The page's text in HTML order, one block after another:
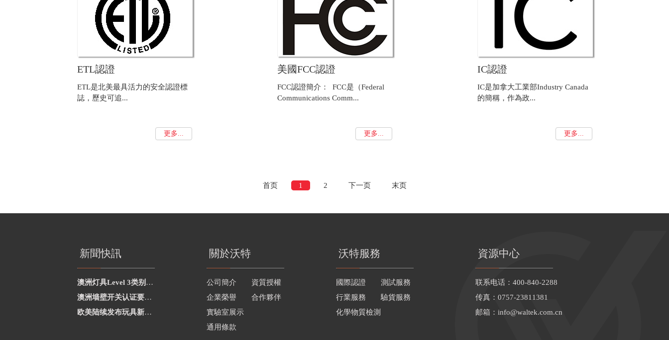
ETL認證
ETL是北美最具活力的安全認證標
誌，歷史可追...
更多...
美國FCC認證
FCC認證簡介： FCC是（Federal
Communications Comm...
更多...
IC認證
IC是加拿大工業部Industry Canada
的簡稱，作為政...
更多...
首页 1 2 下一页 末页
新聞快訊
澳洲灯具Level 3类别新增2项
澳洲墙壁开关认证要求修订
欧美陆续发布玩具新要求
關於沃特
公司簡介
資質授權
企業榮譽
合作夥伴
實驗室展示
通用條款
沃特服務
國際認證
測試服務
行業服務
驗貨服務
化學物質檢測
資源中心
联系电话：400-840-2288
传真：0757-23811381
邮箱： info@waltek.com.cn